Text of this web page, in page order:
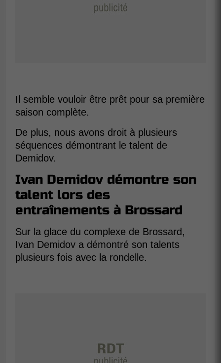
Il semble vouloir être prêt pour sa première
saison complète.
De plus, nous avons droit à plusieurs
séquences démontrant le talent de
Demidov.
Ivan Demidov démontre son
talent lors des
entraînements à Brossard
Sur la glace du complexe de Brossard,
Ivan Demidov a démontré son talents
plusieurs fois avec la rondelle.